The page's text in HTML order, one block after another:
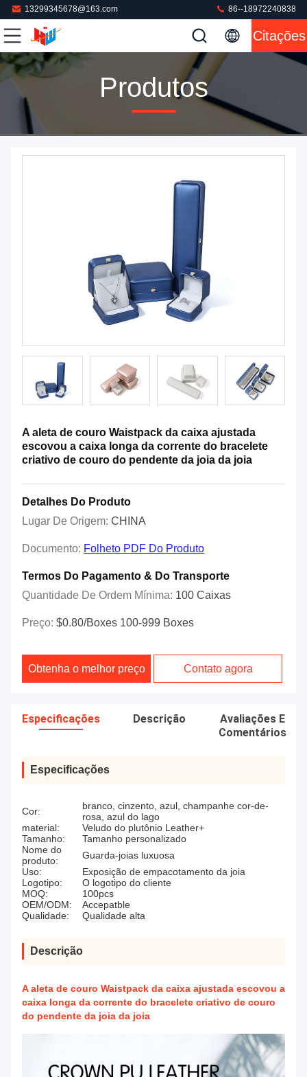
13299345678@163.com 86--18972240838
Citações
Produtos
A aleta de couro Waistpack da caixa ajustada
escovou a caixa longa da corrente do bracelete
criativo de couro do pendente da joia da joia
Detalhes Do Produto
Lugar De Origem: CHINA
Documento: Folheto PDF Do Produto
Termos Do Pagamento & Do Transporte
Quantidade De Ordem Mínima: 100 Caixas
Preço: $0.80/boxes 100-999 Boxes
Obtenha o melhor preço Contato agora
Especificações Descrição
Avaliações E
Comentários
Especificações
Cor:
branco, cinzento, azul, champanhe cor-de-
rosa, azul do lago
material:
Veludo do plutônio Leather+
Tamanho:
Tamanho personalizado
Nome do
produto:
Guarda-joias luxuosa
Uso:
Exposição de empacotamento da joia
Logotipo:
O logotipo do cliente
MOQ:
100pcs
OEM/ODM:
Accepatble
Qualidade:
Qualidade alta
Descrição
A aleta de couro Waistpack da caixa ajustada escovou a
caixa longa da corrente do bracelete criativo de couro
do pendente da joia da joia